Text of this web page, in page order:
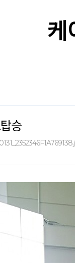
케
승